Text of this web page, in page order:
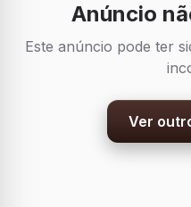
Anúncio
Este anúncio pode ter
Ver